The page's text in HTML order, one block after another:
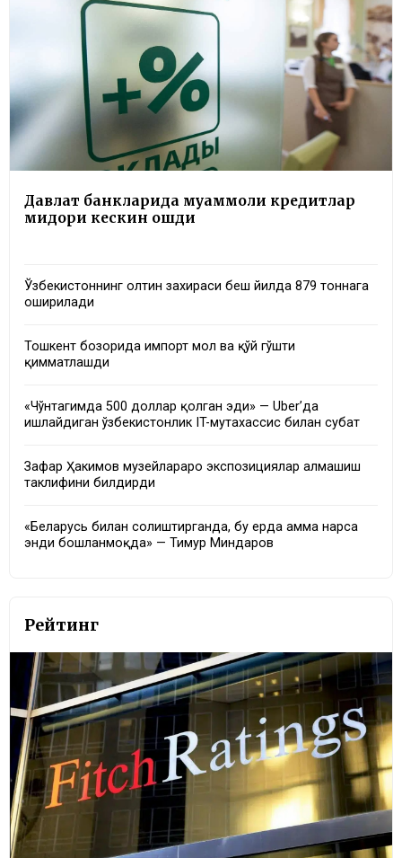
Давлат банкларида муаммоли кредитлар
миқдори кескин ошди
Ўзбекистоннинг олтин захираси беш йилда 879 тоннага
оширилади
Тошкент бозорида импорт мол ва қўй гўшти
қимматлашди
«Чўнтагимда 500 доллар қолган эди» — Uber’да
ишлайдиган ўзбекистонлик IT-мутахассис билан суҳбат
Зафар Ҳакимов музейлараро экспозициялар алмашиш
таклифини билдирди
«Беларусь билан солиштирганда, бу ерда ҳамма нарса
энди бошланмоқда» — Тимур Миндаров
Рейтинг